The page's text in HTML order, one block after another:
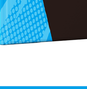
커처 만들기
정하기